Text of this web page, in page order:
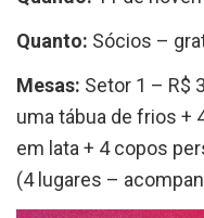
Quanto: Sócios –
Mesas: Setor 1 – R$
uma tábua de frios +
em lata + 4 copos
(4 lugares –